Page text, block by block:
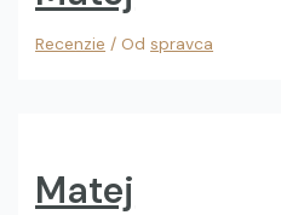
Recenzie / Od spravca
Matej